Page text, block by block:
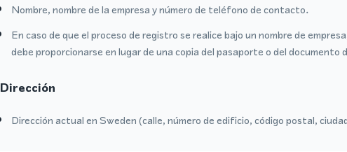
Nombre, nombre de la empresa y número de teléfono de contacto.
En caso de que el proceso de registro se realice bajo un nombre de
debe proporcionarse en lugar de una copia del pasaporte o del documento
Dirección
Dirección actual en Sweden (calle, número de edificio, código postal,